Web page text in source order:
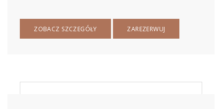
ZOBACZ SZCZEGÓŁY ZAREZERWUJ